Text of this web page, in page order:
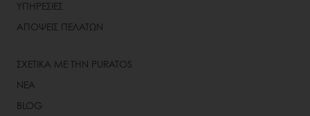
ΥΠΗΡΕΣΙΕΣ
ΑΠΟΨΕΙΣ ΠΕΛΑΤΩΝ
ΣΧΕΤΙΚΑ ΜΕ ΤΗΝ PURATOS
ΝΕΑ
BLOG